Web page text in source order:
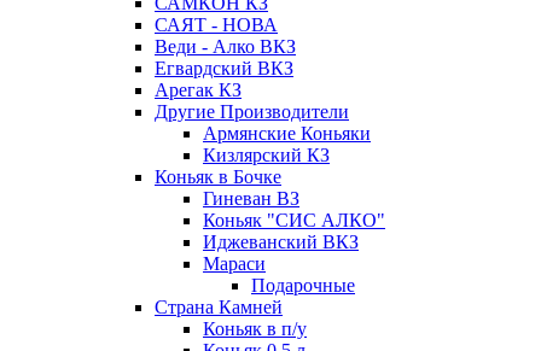
САЯТ - НОВА
Веди - Алко ВКЗ
Егвардский ВКЗ
Арегак КЗ
Другие Производители
Армянские Коньяки
Кизлярский КЗ
Коньяк в Бочке
Гиневан ВЗ
Коньяк "СИС АЛКО"
Иджеванский ВКЗ
Мараси
Подарочные
Страна Камней
Коньяк в п/у